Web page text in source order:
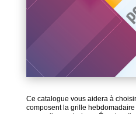
Ce catalogue vous aidera à
composent la grille